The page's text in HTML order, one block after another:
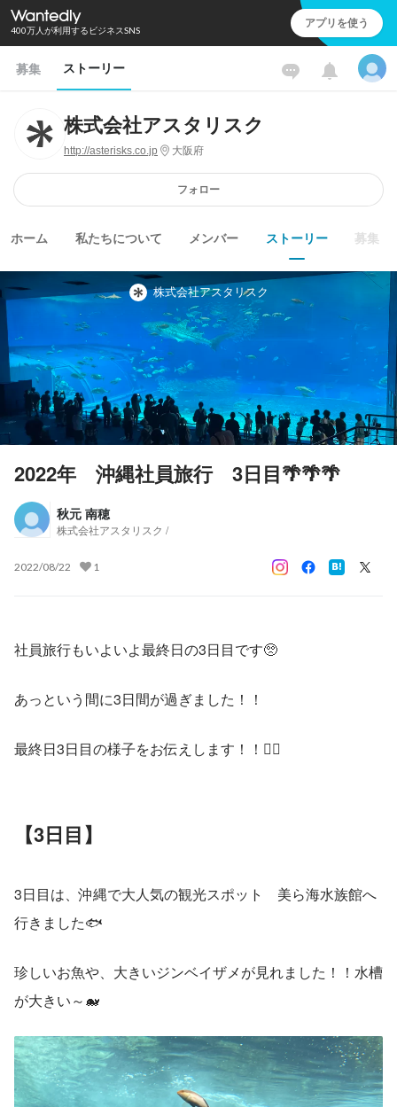
400万人が利用するビジネスSNS アプリを使う
募集 ストーリー
株式会社アスタリスク
http://asterisks.co.jp 大阪府
フォロー
ホーム 私たちについて メンバー ストーリー 募集
株式会社アスタリスク
2022年 沖縄社員旅行 3日目🌴🌴🌴
秋元 南穂
株式会社アスタリスク /
2022/08/22 1
社員旅行もいよいよ最終日の3日目です🥺
あっという間に3日間が過ぎました！！
最終日3日目の様子をお伝えします！！🏳‍🌈
【3日目】
3日目は、沖縄で大人気の観光スポット　美ら海水族館へ
行きました🐟
珍しいお魚や、大きいジンベイザメが見れました！！水槽
が大きい～🐋